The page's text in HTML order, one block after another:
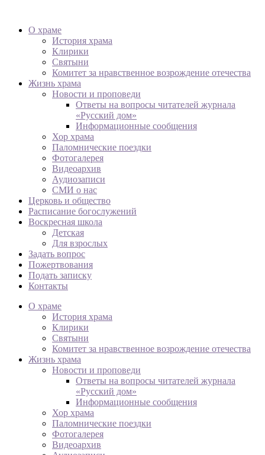
О храме
История храма
Клирики
Святыни
Комитет за нравственное возрождение отечества
Жизнь храма
Новости и проповеди
Ответы на вопросы читателей журнала
«Русский дом»
Информационные сообщения
Хор храма
Паломнические поездки
Фотогалерея
Видеоархив
Аудиозаписи
СМИ о нас
Церковь и общество
Расписание богослужений
Воскресная школа
Детская
Для взрослых
Задать вопрос
Пожертвования
Подать записку
Контакты
О храме
История храма
Клирики
Святыни
Комитет за нравственное возрождение отечества
Жизнь храма
Новости и проповеди
Ответы на вопросы читателей журнала
«Русский дом»
Информационные сообщения
Хор храма
Паломнические поездки
Фотогалерея
Видеоархив